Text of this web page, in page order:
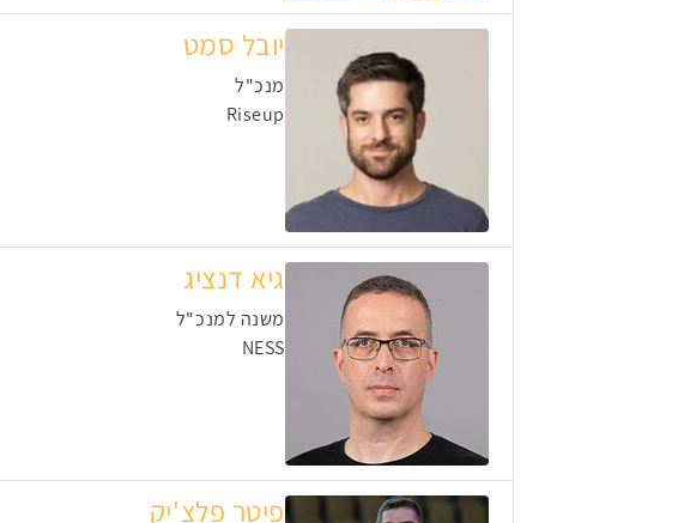
יובל סמט
מנכ"ל
Riseup
גיא דנציג
משנה למנכ"ל
NESS
פיטר פלצ'יק